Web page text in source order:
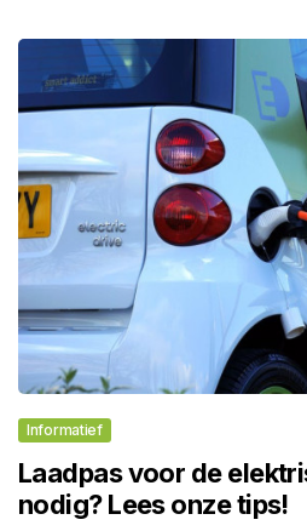
Informatief
Laadpas voor de
nodig? Lees onze tips!